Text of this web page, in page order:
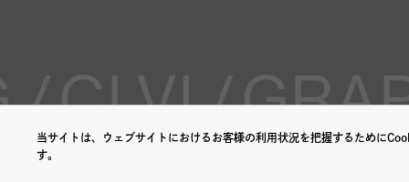
当サイトは、ウェブサイトにおけるお客様の利用状況を把握するために
す。
/CI VI /